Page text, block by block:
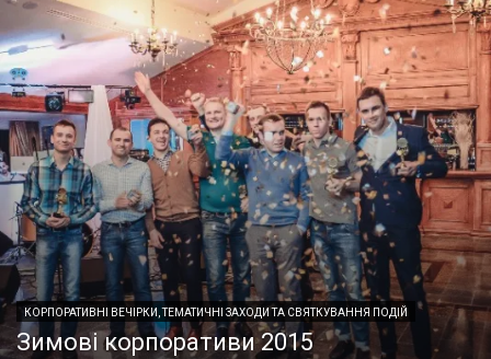
КОРПОРАТИВНІ ВЕЧІРКИ, ТЕМАТИЧНІ ЗАХОДИ ТА СВЯТКУВАННЯ ПОДІЙ
Зимові корпоративи 2015